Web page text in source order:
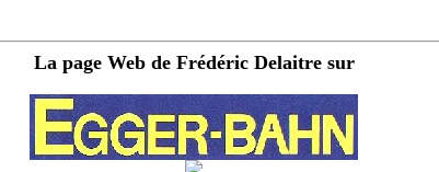
La page Web de Frédéric Delaitre sur